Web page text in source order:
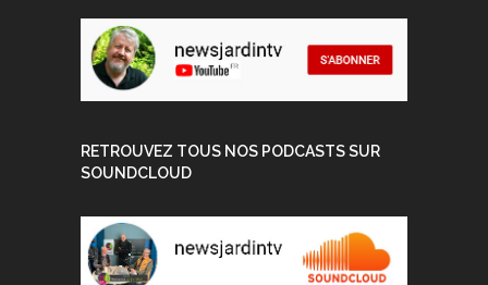
RETROUVEZ TOUS NOS PODCASTS SUR
SOUNDCLOUD